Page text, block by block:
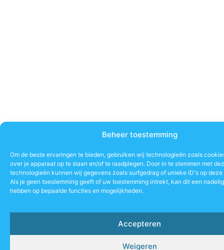
Beheer toestemming
Om de beste ervaringen te bieden, gebruiken wij technologieën zoals
over je apparaat op te slaan en/of te raadplegen. Door in te stemmen met
technologieën kunnen wij gegevens zoals surfgedrag of unieke ID's op
Als je geen toestemming geeft of uw toestemming intrekt, kan dit een
hebben op bepaalde functies en mogelijkheden.
Accepteren
Weigeren